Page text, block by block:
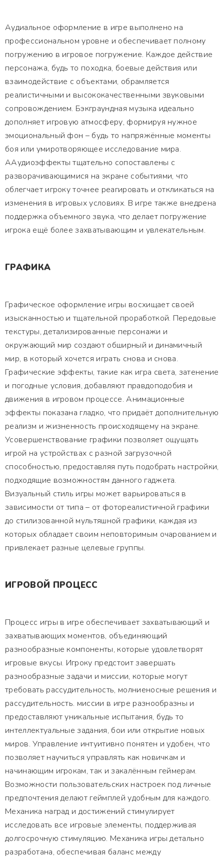
Аудиальное оформление в игре выполнено на
профессиональном уровне и обеспечивает полному
погружению в игровое погружение. Каждое действие
персонажа, будь то походка, боевые действия или
взаимодействие с объектами, обрамляется
реалистичными и высококачественными звуковыми
сопровождением. Бэкграундная музыка идеально
дополняет игровую атмосферу, формируя нужное
эмоциональный фон – будь то напряжённые моменты
боя или умиротворяющее исследование мира.
ААудиоэффекты тщательно сопоставлены с
разворачивающимися на экране событиями, что
облегчает игроку точнее реагировать и откликаться на
изменения в игровых условиях. В игре также внедрена
поддержка объемного звука, что делает погружение
игрока ещё более захватывающим и увлекательным.
ГРАФИКА
Графическое оформление игры восхищает своей
изысканностью и тщательной проработкой. Передовые
текстуры, детализированные персонажи и
окружающий мир создают обширный и динамичный
мир, в который хочется играть снова и снова.
Графические эффекты, такие как игра света, затенение
и погодные условия, добавляют правдоподобия и
движения в игровом процессе. Анимационные
эффекты показана гладко, что придаёт дополнительную
реализм и жизненность происходящему на экране.
Усовершенствование графики позволяет ощущать
игрой на устройствах с разной загрузочной
способностью, предоставляя путь подобрать настройки,
подходящие возможностям данного гаджета.
Визуальный стиль игры может варьироваться в
зависимости от типа – от фотореалистичной графики
до стилизованной мультяшной графики, каждая из
которых обладает своим неповторимым очарованием и
привлекает разные целевые группы.
ИГРОВОЙ ПРОЦЕСС
Процесс игры в игре обеспечивает захватывающий и
захватывающих моментов, объединяющий
разнообразные компоненты, которые удовлетворят
игровые вкусы. Игроку предстоит завершать
разнообразные задачи и миссии, которые могут
требовать рассудительность, молниеносные решения и
рассудительность. миссии в игре разнообразны и
предоставляют уникальные испытания, будь то
интеллектуальные задания, бои или открытие новых
миров. Управление интуитивно понятен и удобен, что
позволяет научиться управлять как новичкам и
начинающим игрокам, так и закалённым геймерам.
Возможности пользовательских настроек под личные
предпочтения делают геймплей удобным для каждого.
Механика наград и достижений стимулирует
исследовать все игровые элементы, поддерживая
долгосрочную стимуляцию. Механика игры детально
разработана, обеспечивая баланс между